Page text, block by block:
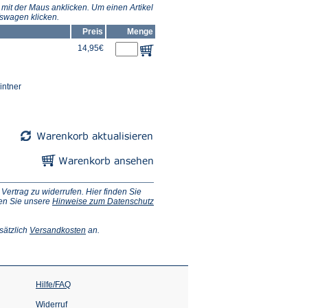
der Maus anklicken. Um einen Artikel
klicken.
Preis
Menge
14,95€
zu widerrufen. Hier finden Sie
Sie unsere Hinweise zum Datenschutz
Versandkosten (Öffnet
Tab)
an.
Hilfe/FAQ
Widerruf